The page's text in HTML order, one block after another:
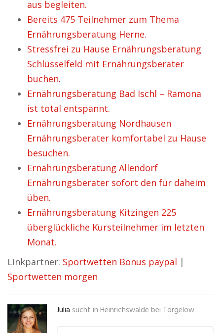
aus begleiten.
Bereits 475 Teilnehmer zum Thema
Ernährungsberatung Herne.
Stressfrei zu Hause Ernährungsberatung
Schlüsselfeld mit Ernährungsberater
buchen.
Ernährungsberatung Bad Ischl – Ramona
ist total entspannt.
Ernährungsberatung Nordhausen
Ernährungsberater komfortabel zu Hause
besuchen.
Ernährungsberatung Allendorf
Ernährungsberater sofort den für daheim
üben.
Ernährungsberatung Kitzingen 225
überglückliche Kursteilnehmer im letzten
Monat.
Linkpartner: Sportwetten Bonus paypal |
Sportwetten morgen
Julia sucht in Heinrichswalde bei Torgelow